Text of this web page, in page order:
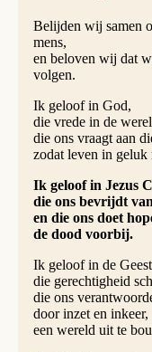
Belijden wij samen
mens,
en beloven wij dat
volgen.
Ik geloof in God,
die vrede in de
die ons vraagt aan
zodat leven in
Ik geloof in Jezus
die ons bevrijdt
en die ons doet
de dood voorbij.
Ik geloof in de
die gerechtigheid
die ons
door inzet en inkeer,
een wereld uit te